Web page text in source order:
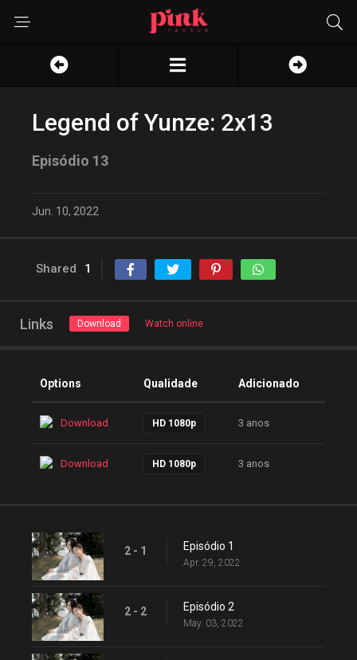
Legend of Yunze: 2x13
Episódio 13
Jun. 10, 2022
Shared 1
Links Download Watch online
Options Qualidade Adicionado
Download HD 1080p 3 anos
Download HD 1080p 3 anos
2 - 1 Episódio 1
Apr. 29, 2022
2 - 2 Episódio 2
May. 03, 2022